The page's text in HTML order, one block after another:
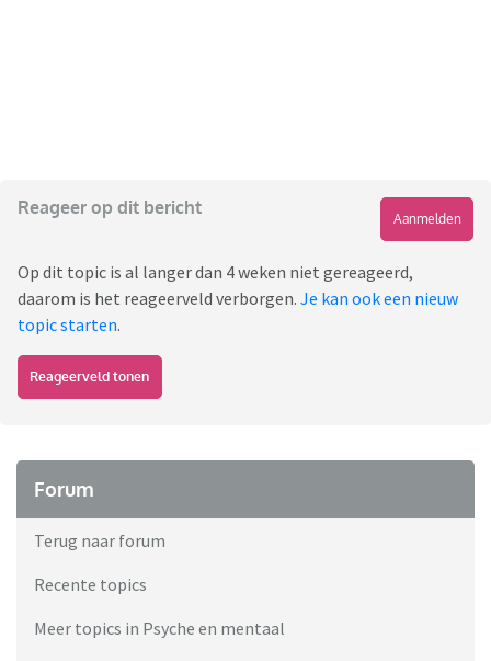
Reageer op dit bericht
Aanmelden
Op dit topic is al langer dan 4 weken niet gereageerd,
daarom is het reageerveld verborgen. Je kan ook een nieuw
topic starten.
Reageerveld tonen
Forum
Terug naar forum
Recente topics
Meer topics in Psyche en mentaal